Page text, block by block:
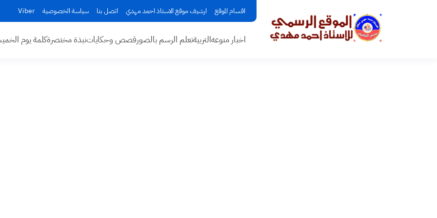
اقسام الموقع ارشيف موقع الاستاذ احمد مهدي اتصل بنا سياسة الخصوصية Viber
اخبار منوعهالتربيةتعلم الرسم بالصورقصص وحكاياتنبذة مختصرةكلمة يوم